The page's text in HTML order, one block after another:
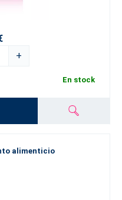
+
En stock
alimenticio